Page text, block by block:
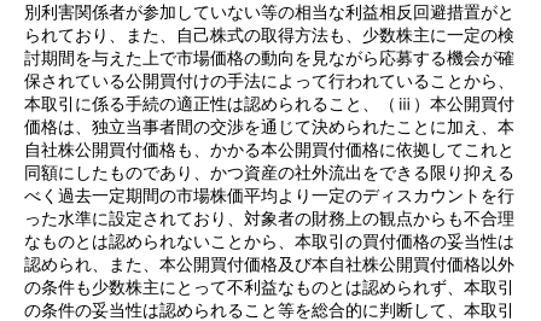
別利害関係者が参加していない等の相当な利益相反回避措置がと
られており、また、自己株式の取得方法も、少数株主に一定の検
討期間を与えた上で市場価格の動向を見ながら応募する機会が確
保されている公開買付けの手法によって行われていることから、
本取引に係る手続の適正性は認められること、（ⅲ）本公開買付
価格は、独立当事者間の交渉を通じて決められたことに加え、本
自社株公開買付価格も、かかる本公開買付価格に依拠してこれと
同額にしたものであり、かつ資産の社外流出をできる限り抑える
べく過去一定期間の市場株価平均より一定のディスカウントを行
った水準に設定されており、対象者の財務上の観点からも不合理
なものとは認められないことから、本取引の買付価格の妥当性は
認められ、また、本公開買付価格及び本自社株公開買付価格以外
の条件も少数株主にとって不利益なものとは認められず、本取引
の条件の妥当性は認められること等を総合的に判断して、本取引